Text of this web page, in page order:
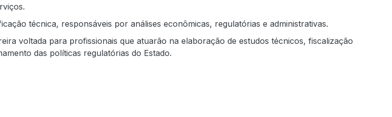
técnica, responsáveis por análises econômicas, regulatórias e administrativas.
voltada para profissionais que atuarão na elaboração de estudos técnicos, fiscalização
das políticas regulatórias do Estado.